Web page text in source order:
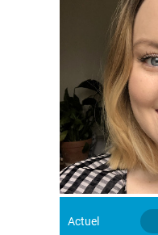
Actuel